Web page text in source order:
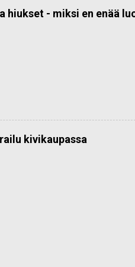
hiukset - miksi en enää
kivikaupassa